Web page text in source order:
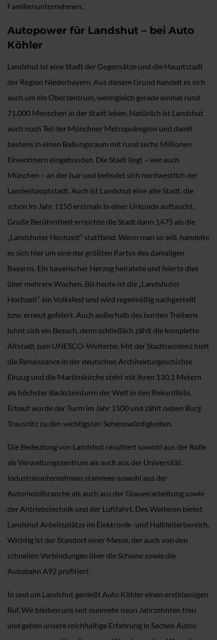
Familienunternehmen..
Autopower für Landshut – bei Auto
Köhler
Landshut ist eine Stadt der Gegensätze und die Hauptstadt
der Region Niederbayern. Aus diesem Grund handelt es sich
auch um ein Oberzentrum, wenngleich gerade einmal rund
71.000 Menschen in der Stadt leben. Natürlich ist Landshut
auch noch Teil der Münchner Metropolregion und damit
bestens in einen Ballungsraum mit rund sechs Millionen
Einwohnern eingebunden. Die Stadt liegt – wie auch
München – an der Isar und befindet sich nordwestlich der
Landeshauptstadt. Auch ist Landshut eine alte Stadt, die
schon im Jahr 1150 erstmals in einer Urkunde auftaucht.
Große Berühmtheit erreichte die Stadt dann 1475 als die
„Landshuter Hochzeit“ stattfand. Wenn man so will, handelte
es sich hier um eine der größten Partys des damaligen
Bayerns. Ein bayerischer Herzog heiratete und feierte dies
über mehrere Wochen. Bis heute ist die „Landshuter
Hochzeit“ ein Volksfest und wird regelmäßig nachgestellt
bzw. erneut gefeiert. Auch außerhalb des bunten Treibens
lohnt sich ein Besuch, denn schließlich zählt die komplette
Altstadt zum UNESCO-Welterbe. Mit der Stadtresidenz hielt
die Renaissance in der deutschen Architekturgeschichte
Einzug und die Martinskirche steht mit ihren 130,1 Metern
als höchster Backsteinturm der Welt in den Rekordliste.
Erbaut wurde der Turm im Jahr 1500 und zählt neben Burg
Trausnitz zu den wichtigsten Sehenswürdigkeiten.
Die Bedeutung von Landshut resultiert sowohl aus der Rolle
als Verwaltungszentrum als auch aus der Universität.
Industrieunternehmen stammen sowohl aus der
Automobilbranche als auch aus der Glasverarbeitung sowie
der Antriebstechnik und der Luftfahrt. Des Weiteren bietet
Landshut Arbeitsplätze im Elektronik- und Halbleiterbereich.
Wichtig ist der Standort einer Messe, der auch von den
schnellen Verbindungen über die Schiene sowie die
Autobahn A92 profitiert.
In und um Landshut genießt Auto Köhler einen erstklassigen
Ruf. Wir bleiben uns seit nunmehr neun Jahrzehnten treu
und geben unsere reichhaltige Erfahrung in Sachen Autos